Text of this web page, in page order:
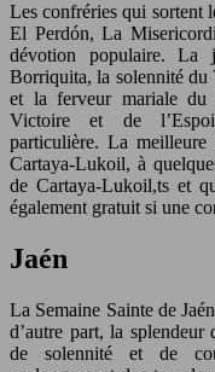
Les confréries qui sortent
El Perdón, La
dévotion populaire. La
Borriquita, la solennité du
et la ferveur mariale du
Victoire et de
particulière. La
Cartaya-Lukoil, à
de Cartaya-Lukoil,ts et
également gratuit si une
Jaén
La Semaine Sainte de
d’autre part, la splendeur
de solennité et de